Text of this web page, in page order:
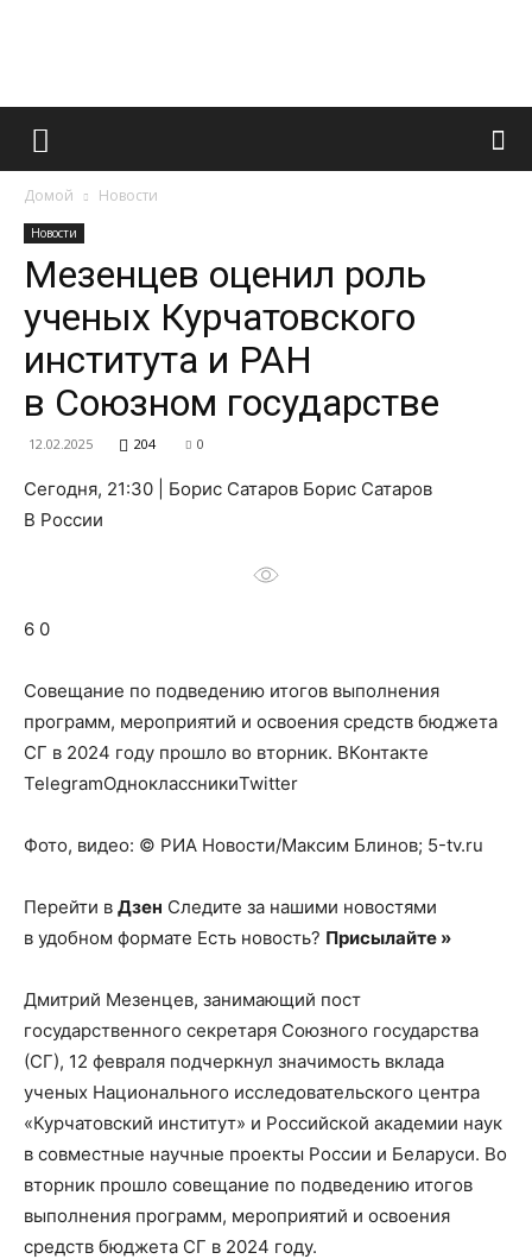
Французский
и
все
Домой Новости
Новости
Мезенцев оценил роль
ученых Курчатовского
института и РАН
в Союзном государстве
12.02.2025 204 0
Сегодня, 21:30 | Борис Сатаров Борис Сатаров
В России
6 0
Совещание по подведению итогов выполнения
программ, мероприятий и освоения средств бюджета
СГ в 2024 году прошло во вторник. ВКонтакте
TelegramОдноклассникиTwitter
Фото, видео: © РИА Новости/Максим Блинов; 5-tv.ru
Перейти в Дзен Следите за нашими новостями
в удобном формате Есть новость? Присылайте »
Дмитрий Мезенцев, занимающий пост
государственного секретаря Союзного государства
(СГ), 12 февраля подчеркнул значимость вклада
ученых Национального исследовательского центра
«Курчатовский институт» и Российской академии наук
в совместные научные проекты России и Беларуси. Во
вторник прошло совещание по подведению итогов
выполнения программ, мероприятий и освоения
средств бюджета СГ в 2024 году.